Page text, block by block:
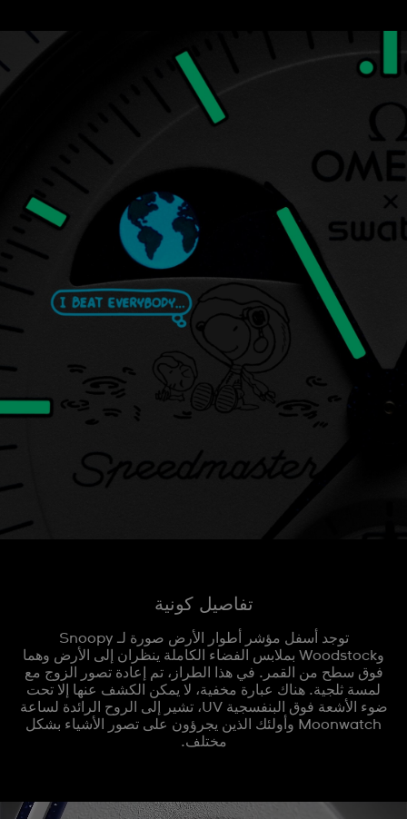
تفاصيل كونية
توجد أسفل مؤشر أطوار الأرض صورة لـ Snoopy
وWoodstock بملابس الفضاء الكاملة ينظران إلى الأرض وهما
فوق سطح من القمر. في هذا الطراز، تم إعادة تصور الزوج مع
لمسة ثلجية. هناك عبارة مخفية، لا يمكن الكشف عنها إلا تحت
ضوء الأشعة فوق البنفسجية UV، تشير إلى الروح الرائدة لساعة
Moonwatch وأولئك الذين يجرؤون على تصور الأشياء بشكل
مختلف.